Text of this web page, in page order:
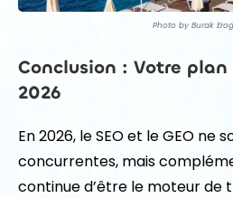
Photo by Burak
Conclusion : Votre
2026
En 2026, le SEO et le GEO ne
concurrentes, mais
continue d’être le moteur de